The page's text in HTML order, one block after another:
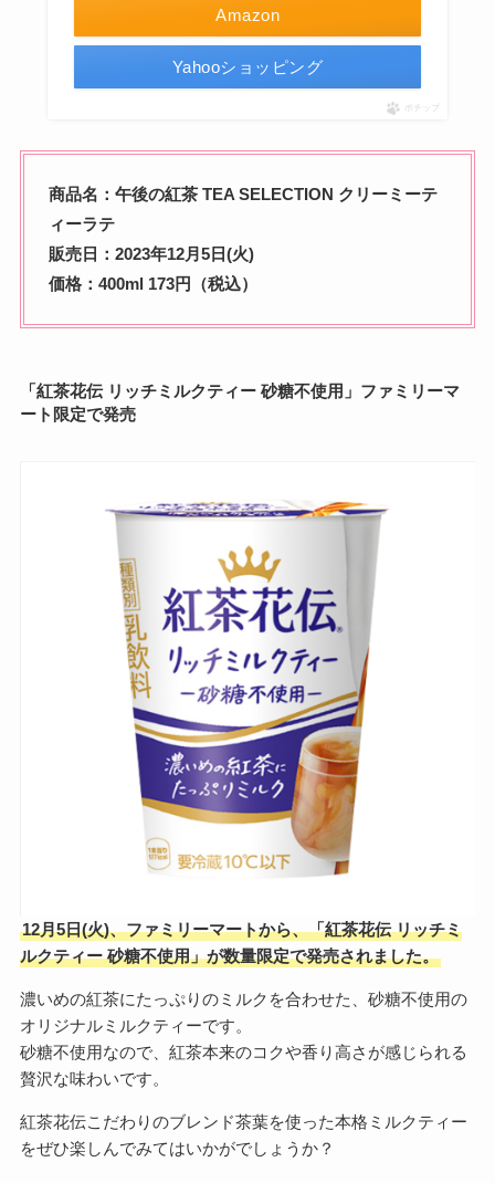
Amazon
Yahooショッピング
ポチップ
商品名：午後の紅茶 TEA SELECTION クリーミーテ
ィーラテ
販売日：2023年12月5日(火)
価格：400ml 173円（税込）
「紅茶花伝 リッチミルクティー 砂糖不使用 」ファミリーマ
ート限定で発売
12月5日(火)、ファミリーマートから、「紅茶花伝 リッチミ
ルクティー 砂糖不使用」が数量限定で発売されました。
濃いめの紅茶にたっぷりのミルクを合わせた、砂糖不使用の
オリジナルミルクティーです。
砂糖不使用なので、紅茶本来のコクや香り高さが感じられる
贅沢な味わいです。
紅茶花伝こだわりのブレンド茶葉を使った本格ミルクティー
をぜひ楽しんでみてはいかがでしょうか？